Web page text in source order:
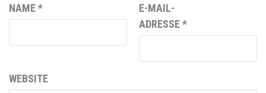
NAME*
E-MAIL-
ADRESSE*
WEBSITE